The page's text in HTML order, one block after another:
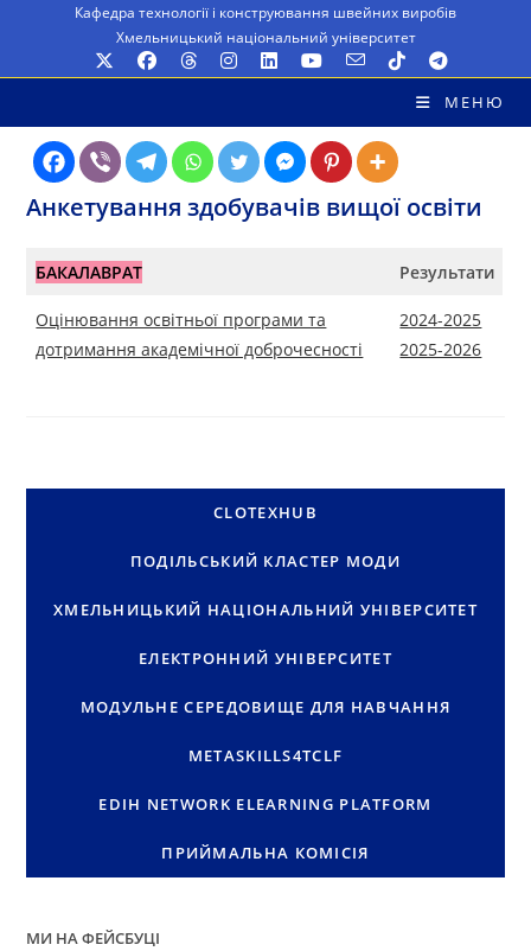
вмісту
Кафедра технології і конструювання швейних виробів
Хмельницький національний університет
МЕНЮ
Анкетування здобувачів вищої освіти
БАКАЛАВРАТ Результати
Оцінювання освітньої програми та
дотримання академічної доброчесності
2024-2025
2025-2026
CLOTEXHUB
ПОДІЛЬСЬКИЙ КЛАСТЕР МОДИ
ХМЕЛЬНИЦЬКИЙ НАЦІОНАЛЬНИЙ УНІВЕРСИТЕТ
ЕЛЕКТРОННИЙ УНІВЕРСИТЕТ
МОДУЛЬНЕ СЕРЕДОВИЩЕ ДЛЯ НАВЧАННЯ
METASKILLS4TCLF
EDIH NETWORK ELEARNING PLATFORM
ПРИЙМАЛЬНА КОМІСІЯ
МИ НА ФЕЙСБУЦІ